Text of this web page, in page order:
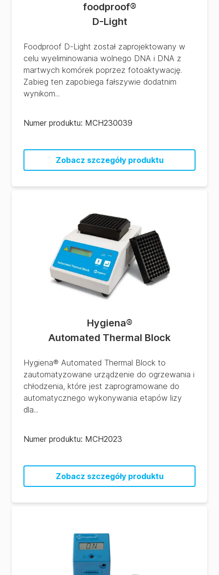
foodproof®
D-Light
Foodproof D-Light został zaprojektowany w
celu wyeliminowania wolnego DNA i DNA z
martwych komórek poprzez fotoaktywację.
Zabieg ten zapobiega fałszywie dodatnim
wynikom...
Numer produktu: MCH230039
Zobacz szczegóły produktu
Hygiena®
Automated Thermal Block
Hygiena® Automated Thermal Block to
zautomatyzowane urządzenie do ogrzewania i
chłodzenia, które jest zaprogramowane do
automatycznego wykonywania etapów lizy
dla...
Numer produktu: MCH2023
Zobacz szczegóły produktu